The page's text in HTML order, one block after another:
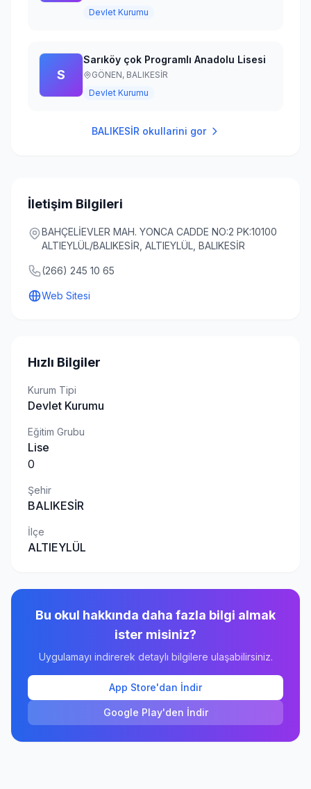
Devlet Kurumu
S
Sarıköy çok Programlı Anadolu Lisesi
GÖNEN, BALIKESİR
Devlet Kurumu
BALIKESİR okullarini gor
İletişim Bilgileri
BAHÇELİEVLER MAH. YONCA CADDE NO:2 PK:10100
ALTIEYLÜL/BALIKESİR, ALTIEYLÜL, BALIKESİR
(266) 245 10 65
Web Sitesi
Hızlı Bilgiler
Kurum Tipi
Devlet Kurumu
Eğitim Grubu
Lise
0
Şehir
BALIKESİR
İlçe
ALTIEYLÜL
Bu okul hakkında daha fazla bilgi almak
ister misiniz?
Uygulamayı indirerek detaylı bilgilere ulaşabilirsiniz.
App Store'dan İndir
Google Play'den İndir